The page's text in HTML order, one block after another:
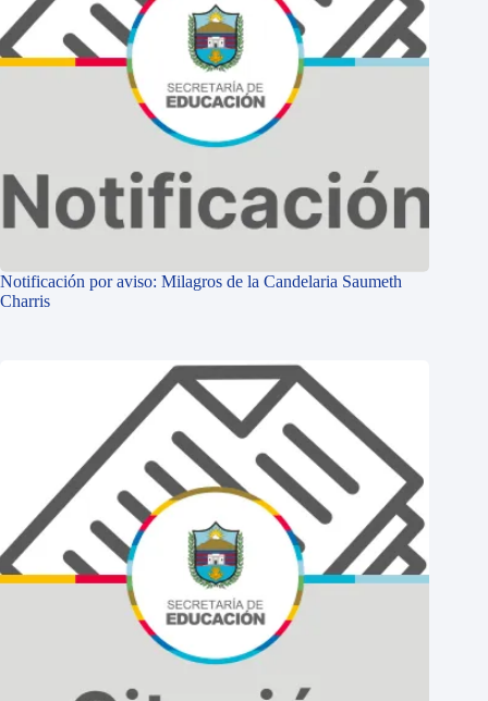
Notificación por aviso: Milagros de la Candelaria Saumeth
Charris